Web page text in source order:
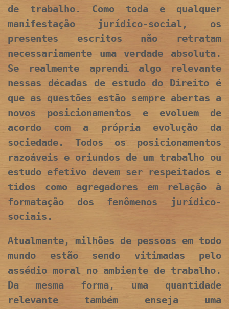
de trabalho. Como toda e qualquer
manifestação jurídico-social, os
presentes escritos não retratam
necessariamente uma verdade absoluta.
Se realmente aprendi algo relevante
nessas décadas de estudo do Direito é
que as questões estão sempre abertas a
novos posicionamentos e evoluem de
acordo com a própria evolução da
sociedade. Todos os posicionamentos
razoáveis e oriundos de um trabalho ou
estudo efetivo devem ser respeitados e
tidos como agregadores em relação à
formatação dos fenômenos jurídico-
sociais.
Atualmente, milhões de pessoas em todo
mundo estão sendo vitimadas pelo
assédio moral no ambiente de trabalho.
Da mesma forma, uma quantidade
relevante também enseja uma